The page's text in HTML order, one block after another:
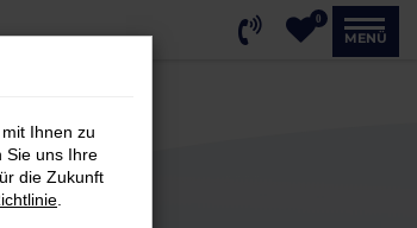
0
MENÜ
Ihnen zu
Sie uns Ihre
die Zukunft